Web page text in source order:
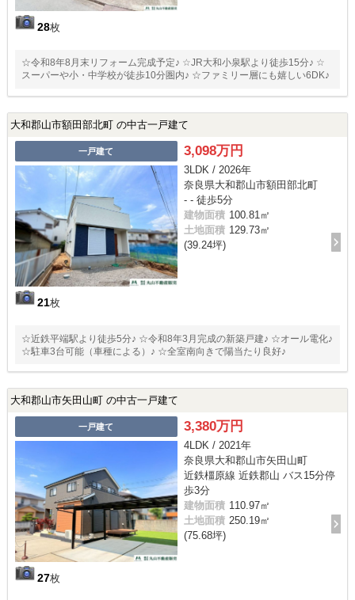
28枚
☆令和8年8月末リフォーム完成予定♪ ☆JR大和小泉駅より徒歩15分♪ ☆
スーパーや小・中学校が徒歩10分圏内♪ ☆ファミリー層にも嬉しい6DK♪
大和郡山市額田部北町 の中古一戸建て
一戸建て
21枚
3,098万円
3LDK / 2026年
奈良県大和郡山市額田部北町
- - 徒歩5分
建物面積 100.81㎡
土地面積 129.73㎡
(39.24坪)
☆近鉄平端駅より徒歩5分♪ ☆令和8年3月完成の新築戸建♪ ☆オール電化♪
☆駐車3台可能（車種による）♪ ☆全室南向きで陽当たり良好♪
大和郡山市矢田山町 の中古一戸建て
一戸建て
27枚
3,380万円
4LDK / 2021年
奈良県大和郡山市矢田山町
近鉄橿原線 近鉄郡山 バス15分停
歩3分
建物面積 110.97㎡
土地面積 250.19㎡
(75.68坪)